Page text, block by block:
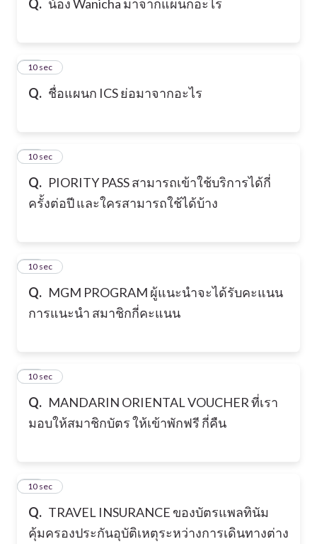
Q. น้อง Wanicha มาจากแผนกอะไร
Q. ชื่อแผนก ICS ย่อมาจากอะไร
26
10 sec
Q. PIORITY PASS สามารถเข้าใช้บริการได้กี่
ครั้งต่อปี และใครสามารถใช้ได้บ้าง
27
10 sec
Q. MGM PROGRAM ผู้แนะนำจะได้รับคะแนน
การแนะนำ สมาชิกกี่คะแนน
28
10 sec
Q. MANDARIN ORIENTAL VOUCHER ที่เรา
มอบให้สมาชิกบัตร ให้เข้าพักฟรี กี่คืน
29
10 sec
Q. TRAVEL INSURANCE ของบัตรแพลทินัม
คุ้มครองประกันอุบัติเหตุระหว่างการเดินทางต่าง
30
10 sec